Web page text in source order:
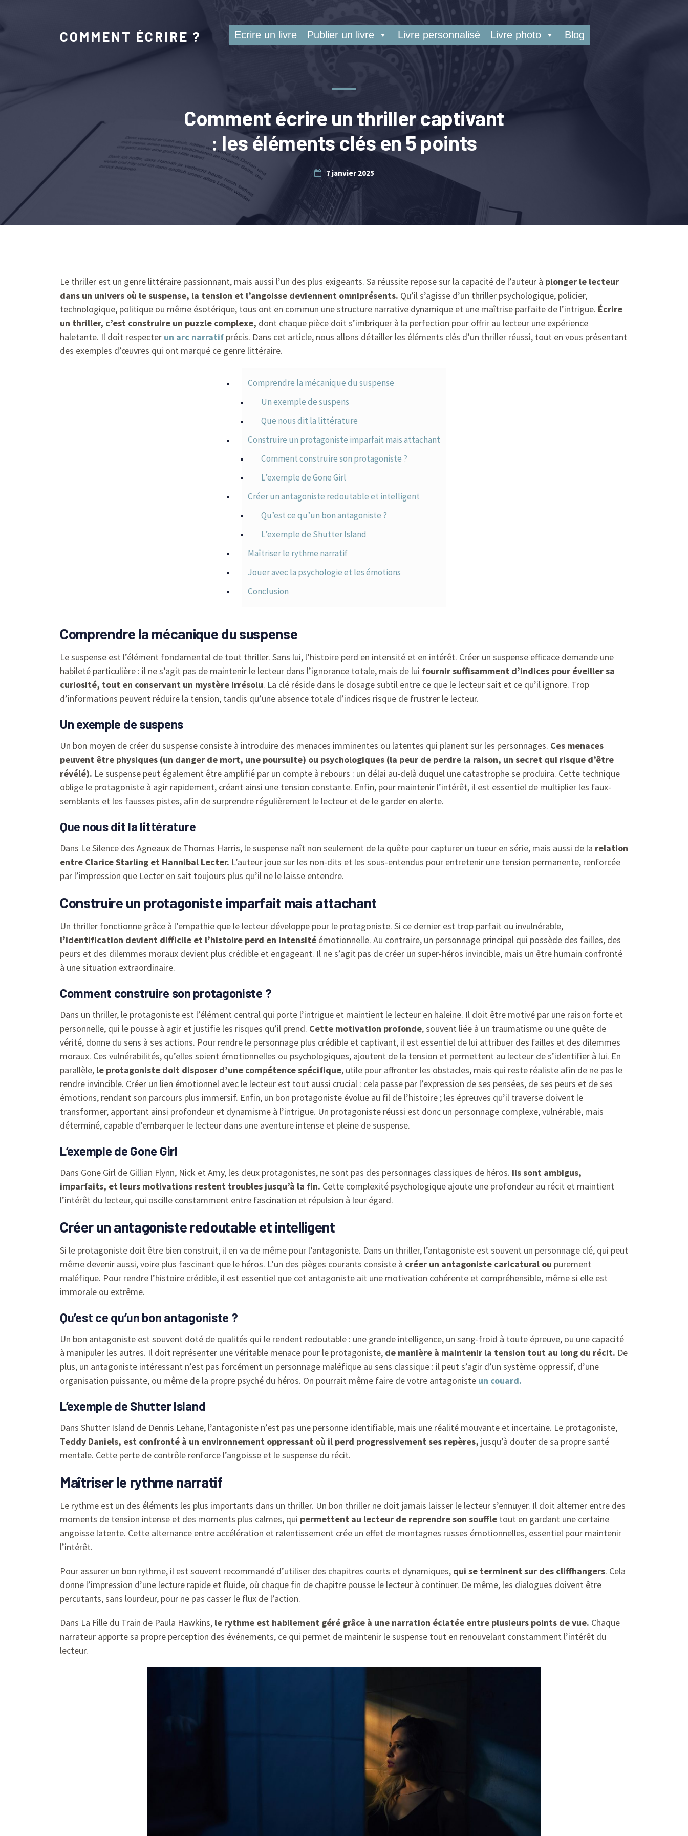
COMMENT ÉCRIRE ? Ecrire un livre Publier un livre Livre personnalisé Livre photo Blog
Comment écrire un thriller captivant
: les éléments clés en 5 points
7 janvier 2025
Le thriller est un genre littéraire passionnant, mais aussi l’un des plus exigeants. Sa réussite repose sur la capacité de l’auteur à plonger le lecteur
dans un univers où le suspense, la tension et l’angoisse deviennent omniprésents. Qu’il s’agisse d’un thriller psychologique, policier,
technologique, politique ou même ésotérique, tous ont en commun une structure narrative dynamique et une maîtrise parfaite de l’intrigue. Écrire
un thriller, c’est construire un puzzle complexe, dont chaque pièce doit s’imbriquer à la perfection pour offrir au lecteur une expérience
haletante. Il doit respecter un arc narratif précis. Dans cet article, nous allons détailler les éléments clés d’un thriller réussi, tout en vous présentant
des exemples d’œuvres qui ont marqué ce genre littéraire.
Comprendre la mécanique du suspense
Un exemple de suspens
Que nous dit la littérature
Construire un protagoniste imparfait mais attachant
Comment construire son protagoniste ?
L’exemple de Gone Girl
Créer un antagoniste redoutable et intelligent
Qu’est ce qu’un bon antagoniste ?
L’exemple de Shutter Island
Maîtriser le rythme narratif
Jouer avec la psychologie et les émotions
Conclusion
Comprendre la mécanique du suspense
Le suspense est l’élément fondamental de tout thriller. Sans lui, l’histoire perd en intensité et en intérêt. Créer un suspense efficace demande une
habileté particulière : il ne s’agit pas de maintenir le lecteur dans l’ignorance totale, mais de lui fournir suffisamment d’indices pour éveiller sa
curiosité, tout en conservant un mystère irrésolu. La clé réside dans le dosage subtil entre ce que le lecteur sait et ce qu’il ignore. Trop
d’informations peuvent réduire la tension, tandis qu’une absence totale d’indices risque de frustrer le lecteur.
Un exemple de suspens
Un bon moyen de créer du suspense consiste à introduire des menaces imminentes ou latentes qui planent sur les personnages. Ces menaces
peuvent être physiques (un danger de mort, une poursuite) ou psychologiques (la peur de perdre la raison, un secret qui risque d’être
révélé). Le suspense peut également être amplifié par un compte à rebours : un délai au-delà duquel une catastrophe se produira. Cette technique
oblige le protagoniste à agir rapidement, créant ainsi une tension constante. Enfin, pour maintenir l’intérêt, il est essentiel de multiplier les faux-
semblants et les fausses pistes, afin de surprendre régulièrement le lecteur et de le garder en alerte.
Que nous dit la littérature
Dans Le Silence des Agneaux de Thomas Harris, le suspense naît non seulement de la quête pour capturer un tueur en série, mais aussi de la relation
entre Clarice Starling et Hannibal Lecter. L’auteur joue sur les non-dits et les sous-entendus pour entretenir une tension permanente, renforcée
par l’impression que Lecter en sait toujours plus qu’il ne le laisse entendre.
Construire un protagoniste imparfait mais attachant
Un thriller fonctionne grâce à l’empathie que le lecteur développe pour le protagoniste. Si ce dernier est trop parfait ou invulnérable,
l’identification devient difficile et l’histoire perd en intensité émotionnelle. Au contraire, un personnage principal qui possède des failles, des
peurs et des dilemmes moraux devient plus crédible et engageant. Il ne s’agit pas de créer un super-héros invincible, mais un être humain confronté
à une situation extraordinaire.
Comment construire son protagoniste ?
Dans un thriller, le protagoniste est l’élément central qui porte l’intrigue et maintient le lecteur en haleine. Il doit être motivé par une raison forte et
personnelle, qui le pousse à agir et justifie les risques qu’il prend. Cette motivation profonde, souvent liée à un traumatisme ou une quête de
vérité, donne du sens à ses actions. Pour rendre le personnage plus crédible et captivant, il est essentiel de lui attribuer des failles et des dilemmes
moraux. Ces vulnérabilités, qu’elles soient émotionnelles ou psychologiques, ajoutent de la tension et permettent au lecteur de s’identifier à lui. En
parallèle, le protagoniste doit disposer d’une compétence spécifique, utile pour affronter les obstacles, mais qui reste réaliste afin de ne pas le
rendre invincible. Créer un lien émotionnel avec le lecteur est tout aussi crucial : cela passe par l’expression de ses pensées, de ses peurs et de ses
émotions, rendant son parcours plus immersif. Enfin, un bon protagoniste évolue au fil de l’histoire ; les épreuves qu’il traverse doivent le
transformer, apportant ainsi profondeur et dynamisme à l’intrigue. Un protagoniste réussi est donc un personnage complexe, vulnérable, mais
déterminé, capable d’embarquer le lecteur dans une aventure intense et pleine de suspense.
L’exemple de Gone Girl
Dans Gone Girl de Gillian Flynn, Nick et Amy, les deux protagonistes, ne sont pas des personnages classiques de héros. Ils sont ambigus,
imparfaits, et leurs motivations restent troubles jusqu’à la fin. Cette complexité psychologique ajoute une profondeur au récit et maintient
l’intérêt du lecteur, qui oscille constamment entre fascination et répulsion à leur égard.
Créer un antagoniste redoutable et intelligent
Si le protagoniste doit être bien construit, il en va de même pour l’antagoniste. Dans un thriller, l’antagoniste est souvent un personnage clé, qui peut
même devenir aussi, voire plus fascinant que le héros. L’un des pièges courants consiste à créer un antagoniste caricatural ou purement
maléfique. Pour rendre l’histoire crédible, il est essentiel que cet antagoniste ait une motivation cohérente et compréhensible, même si elle est
immorale ou extrême.
Qu’est ce qu’un bon antagoniste ?
Un bon antagoniste est souvent doté de qualités qui le rendent redoutable : une grande intelligence, un sang-froid à toute épreuve, ou une capacité
à manipuler les autres. Il doit représenter une véritable menace pour le protagoniste, de manière à maintenir la tension tout au long du récit. De
plus, un antagoniste intéressant n’est pas forcément un personnage maléfique au sens classique : il peut s’agir d’un système oppressif, d’une
organisation puissante, ou même de la propre psyché du héros. On pourrait même faire de votre antagoniste un couard.
L’exemple de Shutter Island
Dans Shutter Island de Dennis Lehane, l’antagoniste n’est pas une personne identifiable, mais une réalité mouvante et incertaine. Le protagoniste,
Teddy Daniels, est confronté à un environnement oppressant où il perd progressivement ses repères, jusqu’à douter de sa propre santé
mentale. Cette perte de contrôle renforce l’angoisse et le suspense du récit.
Maîtriser le rythme narratif
Le rythme est un des éléments les plus importants dans un thriller. Un bon thriller ne doit jamais laisser le lecteur s’ennuyer. Il doit alterner entre des
moments de tension intense et des moments plus calmes, qui permettent au lecteur de reprendre son souffle tout en gardant une certaine
angoisse latente. Cette alternance entre accélération et ralentissement crée un effet de montagnes russes émotionnelles, essentiel pour maintenir
l’intérêt.
Pour assurer un bon rythme, il est souvent recommandé d’utiliser des chapitres courts et dynamiques, qui se terminent sur des cliffhangers. Cela
donne l’impression d’une lecture rapide et fluide, où chaque fin de chapitre pousse le lecteur à continuer. De même, les dialogues doivent être
percutants, sans lourdeur, pour ne pas casser le flux de l’action.
Dans La Fille du Train de Paula Hawkins, le rythme est habilement géré grâce à une narration éclatée entre plusieurs points de vue. Chaque
narrateur apporte sa propre perception des événements, ce qui permet de maintenir le suspense tout en renouvelant constamment l’intérêt du
lecteur.